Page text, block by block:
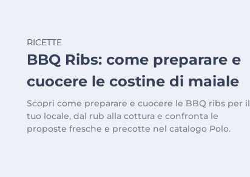
RICETTE
BBQ Ribs: come preparare e
cuocere le costine di maiale
Scopri come preparare e cuocere le BBQ ribs per il
tuo locale, dal rub alla cottura e confronta le
proposte fresche e precotte nel catalogo Polo.